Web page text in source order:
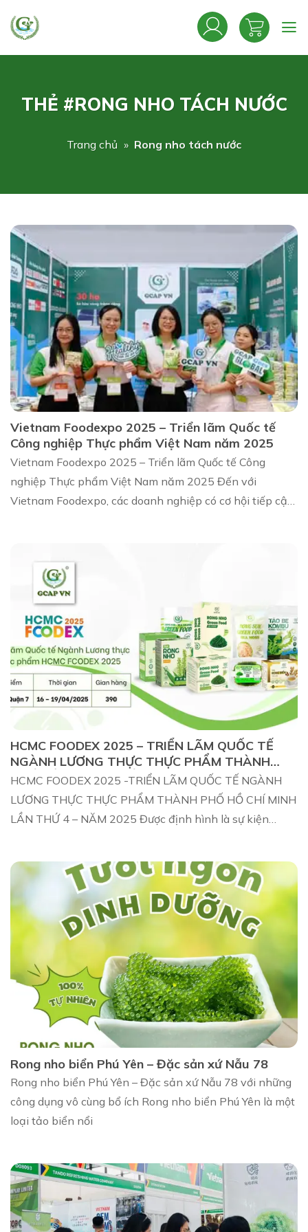
qua
dung
THẺ #RONG NHO TÁCH NƯỚC
Trang chủ » Rong nho tách nước
Vietnam Foodexpo 2025 – Triển lãm Quốc tế
Công nghiệp Thực phẩm Việt Nam năm 2025
Vietnam Foodexpo 2025 – Triển lãm Quốc tế Công
nghiệp Thực phẩm Việt Nam năm 2025 Đến với
Vietnam Foodexpo, các doanh nghiệp có cơ hội tiếp cận:
HCMC FOODEX 2025 – TRIỂN LÃM QUỐC TẾ
NGÀNH LƯƠNG THỰC THỰC PHẨM THÀNH
PHỐ HỒ CHÍ MINH LẦN THỨ 4 – NĂM 2025
HCMC FOODEX 2025 -TRIỂN LÃM QUỐC TẾ NGÀNH
LƯƠNG THỰC THỰC PHẨM THÀNH PHỐ HỒ CHÍ MINH
LẦN THỨ 4 – NĂM 2025 Được định hình là sự kiện
Rong nho biển Phú Yên – Đặc sản xứ Nẫu 78
Rong nho biển Phú Yên – Đặc sản xứ Nẫu 78 với những
công dụng vô cùng bổ ích Rong nho biển Phú Yên là một
loại tảo biển nổi